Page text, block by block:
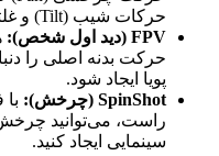
حرکات شیب (Tilt) و غلتشی (Roll) پایدار است.
FPV (دید اول شخص):
حرکت بدنه اصلی را
پویا ایجاد شود.
SpinShot (چرخش):
راست، می‌توانید
سینمایی ایجاد کنید.